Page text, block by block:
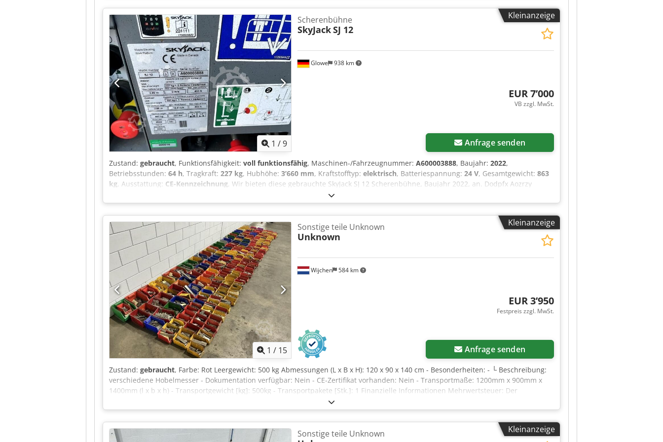
Zweck gegeben. Inbetriebnahme, Herstellung der CE-Konformität, Risikobeurteilung, Laserschutz (Klasse-4-Lasersystem) sowie die
Einhaltung aller einschlägigen Sicherheits- und Betriebsvorschriften obliegen ausschließlich dem Käufer.
Kleinanzeige
1 /9
Glowe 938 km
Scherenbühne
SkyJackSJ 12
EUR 7’000
VB zzgl. MwSt.
Anfrage senden
Zustand: gebraucht, Funktionsfähigkeit: voll funktionsfähig, Maschinen-/Fahrzeugnummer: A600003888, Baujahr: 2022,
Betriebsstunden: 64 h, Tragkraft: 227 kg, Hubhöhe: 3’660 mm, Kraftstofftyp: elektrisch, Batteriespannung: 24 V, Gesamtgewicht: 863
kg, Ausstattung: CE-Kennzeichnung, Wir bieten diese gebrauchte SkyJack SJ 12 Scherenbühne, Baujahr 2022, an. Dodpfx Aozrzy
Hocrjck Modellnummer: SJ 12 Typengruppe: 3 A Seriennummer: A600003888 Maximale Plattformhöhe (innen): 3,66 m Maximale
Plattformhöhe (außen): 3,66 m Kapazität (innen): 227 kg Maximale Personenanzahl (innen): 2 Personen Maximale
Windgeschwindigkeit (innen): 0,00 m/s Maximale manuelle Kraft (innen): 400 N Kapazität (außen): 227 kg Maximale Personenanzahl
(außen): 1 Person Maximale Windgeschwindigkeit (außen): 12,5 m/s Maximale manuelle Kraft (außen): 200 N Maschinengewicht: 863
kg Systemdruck: 207 bar Maximaler Neigungswinkel (innen): 3,00 ° Maximaler Neigungswinkel (außen): 1,50 ° Spannung: 24 V
Baujahr: 2022 Wenn Sie Rückfragen haben oder mehr Informationen benötigen, schreiben Sie uns gerne eine Nachricht oder rufen
uns an.
Kleinanzeige
1 / 15
Wijchen 584 km
Sonstige teile Unknown
Unknown
EUR 3’950
Festpreis zzgl. MwSt.
Anfrage senden
Zustand: gebraucht, Farbe: Rot Leergewicht: 500 kg Abmessungen (L x B x H): 120 x 90 x 140 cm - Besonderheiten: - └ Beschreibung:
verschiedene Hobelmesser - Dokumentation verfügbar: Nein - CE-Zertifikat vorhanden: Nein - Transportmaße: 1200mm x 900mm x
1400mm (l x b x h) - Transportgewicht [kg]: 500kg - Transportpakete [Stk.]: 1 Finanzielle Informationen Mehrwertsteuer: Der
angegebene Preis versteht sich zzgl. Mehrwertsteuer Mehrwertsteuer/Differenzbesteuerung: Mehrwertsteuer abzugsfähig für
Unternehmer Lieferung und Inzahlungnahme jederzeit möglich für alles aus dem Industriebereich Dodpfx Ajzrnwfecreck Yorick
Diebels
Kleinanzeige
Sonstige teile Unknown